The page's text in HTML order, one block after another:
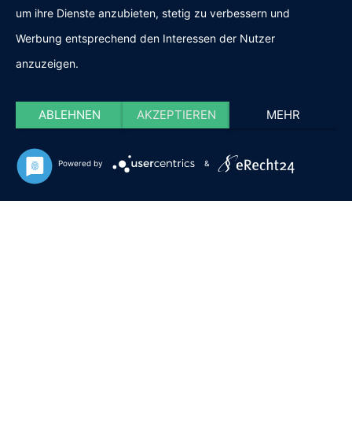
um ihre Dienste anzubieten, stetig zu verbessern und
Werbung entsprechend den Interessen der Nutzer
anzuzeigen.
ABLEHNEN AKZEPTIEREN MEHR
Powered by &